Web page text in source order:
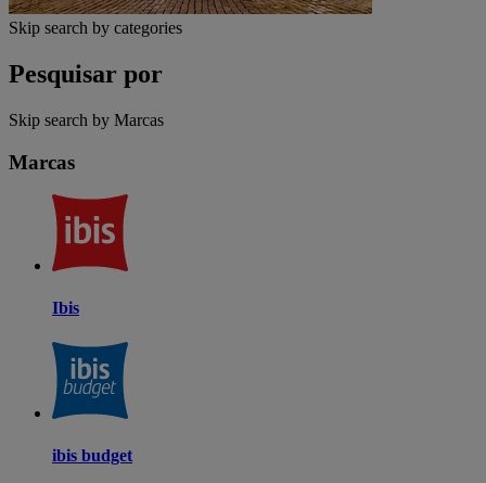
Skip search by categories
Pesquisar por
Skip search by Marcas
Marcas
Ibis
ibis budget